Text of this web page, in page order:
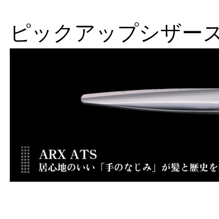
ピックアップシザー